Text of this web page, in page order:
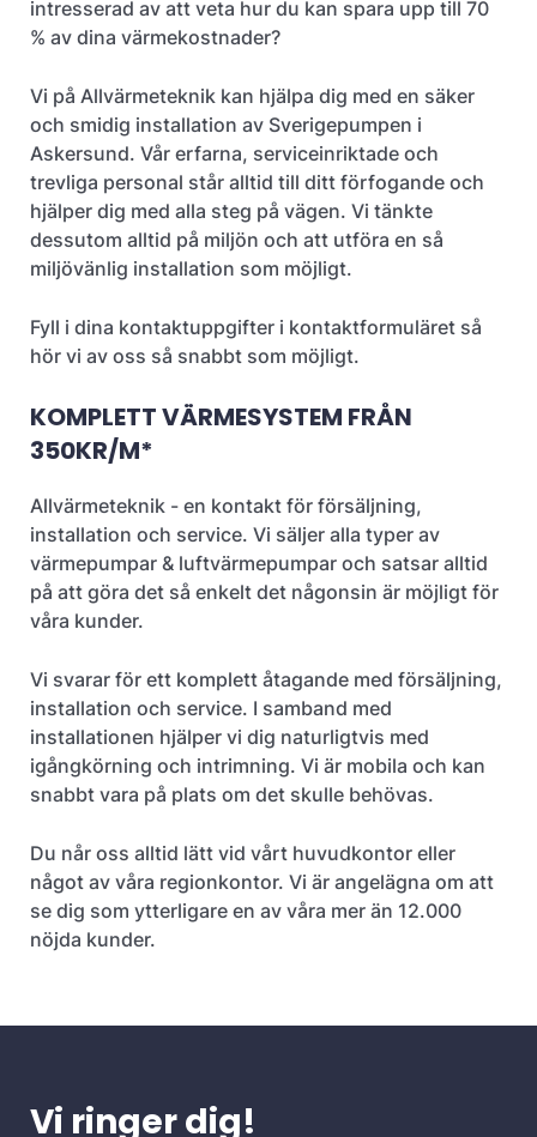
intresserad av att veta hur du kan spara upp till 70
% av dina värmekostnader?
Vi på Allvärmeteknik kan hjälpa dig med en säker
och smidig installation av Sverigepumpen i
Askersund. Vår erfarna, serviceinriktade och
trevliga personal står alltid till ditt förfogande och
hjälper dig med alla steg på vägen. Vi tänkte
dessutom alltid på miljön och att utföra en så
miljövänlig installation som möjligt.
Fyll i dina kontaktuppgifter i kontaktformuläret så
hör vi av oss så snabbt som möjligt.
KOMPLETT VÄRMESYSTEM FRÅN
350KR/M*
Allvärmeteknik - en kontakt för försäljning,
installation och service. Vi säljer alla typer av
värmepumpar & luftvärmepumpar och satsar alltid
på att göra det så enkelt det någonsin är möjligt för
våra kunder.
Vi svarar för ett komplett åtagande med försäljning,
installation och service. I samband med
installationen hjälper vi dig naturligtvis med
igångkörning och intrimning. Vi är mobila och kan
snabbt vara på plats om det skulle behövas.
Du når oss alltid lätt vid vårt huvudkontor eller
något av våra regionkontor. Vi är angelägna om att
se dig som ytterligare en av våra mer än 12.000
nöjda kunder.
Vi ringer dig!